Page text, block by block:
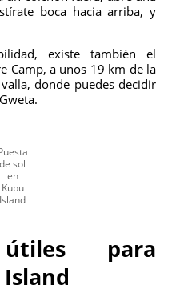
boca hacia arriba, y
existe también el
Camp, a unos 19 km de la
donde puedes decidir
de sol
en
Kubu
Island
útiles para